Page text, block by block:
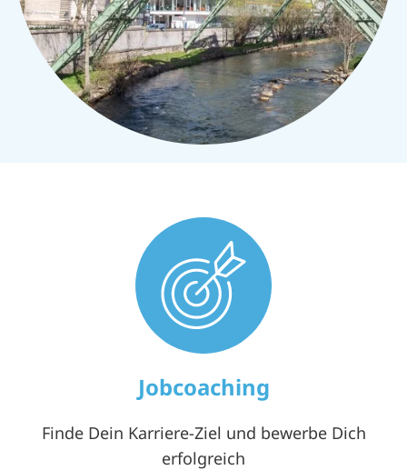
Jobcoaching
Finde Dein Karriere-Ziel und bewerbe Dich
erfolgreich